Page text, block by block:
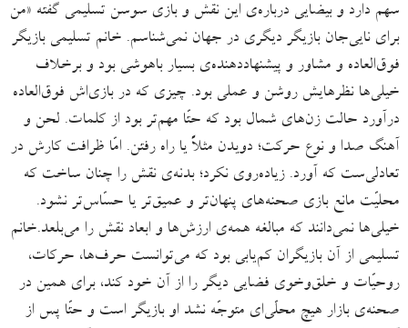
سهم دارد و بیضایی درباره‌ی این نقش و بازی سوسن تسلیمی گفته «من
برای نایی‌جان بازیگر دیگری در جهان نمی‌شناسم. خانم تسلیمی بازیگر
فوق‌العاده و مشاور و پیشنهاددهنده‌ی بسیار باهوشی بود و برخلاف
خیلی‌ها نظرهایش روشن و عملی بود. چیزی که در بازی‌اش فوق‌العاده
درآورد حالت زن‌های شمال بود که حتّا مهم‌تر بود از کلمات. لحن و
آهنگ صدا و نوع حرکت؛ دویدن مثلاً یا راه رفتن. امّا ظرافت کارش در
تعادلی‌ست که آورد. زیاده‌روی نکرد؛ بدنه‌ی نقش را چنان ساخت که
محلیّت مانع بازی صحنه‌های پنهان‌تر و عمیق‌تر یا حسّاس‌تر نشود.
خیلی‌ها نمی‌دانند که مبالغه همه‌ی ارزش‌ها و ابعاد نقش را می‌بلعد.خانم
تسلیمی از آن بازیگران کم‌یابی بود که می‌توانست حرف‌ها، حرکات،
روحیّات و خلق‌وخوی فضایی دیگر را از آن خود کند، برای همین در
صحنه‌ی بازار هیچ محلّی‌ای متوجّه نشد او بازیگر است و حتّا پس از